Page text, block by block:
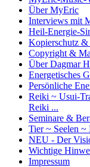
Über MyEric
Interviews mit
Heil-Energie-
Kopierschutz
Copyright &
Über Dagmar
Energetisches
Persönliche
Reiki ~ Usui-
Reiki ...
Seminare &
Tier ~ Seelen ~
NEU - Der
Wichtige
Impressum